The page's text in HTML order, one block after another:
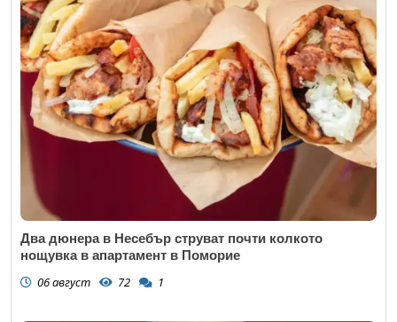
Два дюнера в Несебър струват почти колкото
нощувка в апартамент в Поморие
06 август 72 1